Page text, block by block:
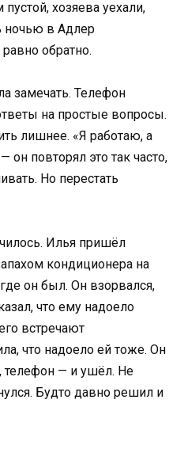
хозяева уехали,
ночью в Адлер
обратно.
замечать. Телефон
на простые вопросы.
лишнее. «Я работаю, а
повторял это так часто,
Но перестать
Илья пришёл
кондиционера на
он был. Он взорвался,
что ему надоело
встречают
что надоело ей тоже. Он
телефон — и ушёл. Не
Будто давно решил и